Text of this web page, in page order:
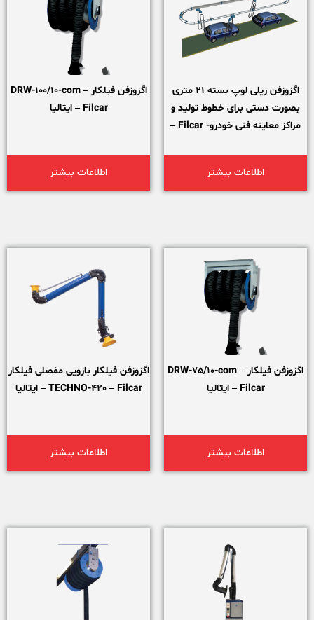
اگزوزفن ریلی لوپ بسته 21 متری
بصورت دستی برای خطوط تولید و
مراکز معاینه فنی خودرو- Filcar –
اطلاعات بیشتر
اگزوزفن فیلکار DRW-100/10-com –
Filcar – ایتالیا
اطلاعات بیشتر
اگزوزفن فیلکار DRW-75/10-com –
Filcar – ایتالیا
اطلاعات بیشتر
اگزوزفن فیلکار بازویی مفصلی فیلکار
TECHNO-420 – Filcar – ایتالیا
اطلاعات بیشتر